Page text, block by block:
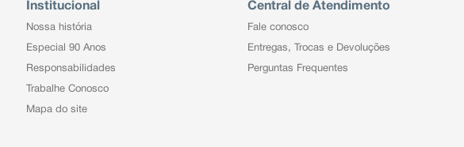
Institucional
Nossa história
Especial 90 Anos
Responsabilidades
Trabalhe Conosco
Mapa do site
Central de Atendimento
Fale conosco
Entregas, Trocas e Devoluções
Perguntas Frequentes